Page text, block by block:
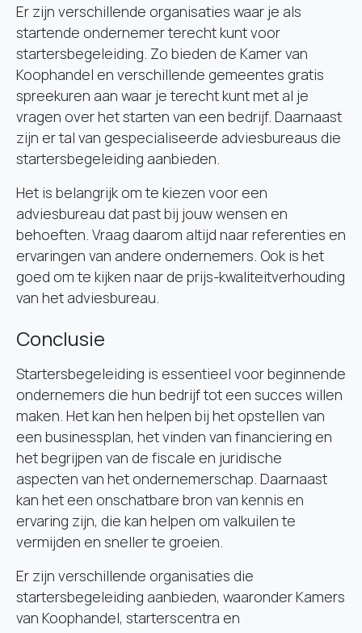
Er zijn verschillende organisaties waar je als
startende ondernemer terecht kunt voor
startersbegeleiding. Zo bieden de Kamer van
Koophandel en verschillende gemeentes gratis
spreekuren aan waar je terecht kunt met al je
vragen over het starten van een bedrijf. Daarnaast
zijn er tal van gespecialiseerde adviesbureaus die
startersbegeleiding aanbieden.
Het is belangrijk om te kiezen voor een
adviesbureau dat past bij jouw wensen en
behoeften. Vraag daarom altijd naar referenties en
ervaringen van andere ondernemers. Ook is het
goed om te kijken naar de prijs-kwaliteitverhouding
van het adviesbureau.
Conclusie
Startersbegeleiding is essentieel voor beginnende
ondernemers die hun bedrijf tot een succes willen
maken. Het kan hen helpen bij het opstellen van
een businessplan, het vinden van financiering en
het begrijpen van de fiscale en juridische
aspecten van het ondernemerschap. Daarnaast
kan het een onschatbare bron van kennis en
ervaring zijn, die kan helpen om valkuilen te
vermijden en sneller te groeien.
Er zijn verschillende organisaties die
startersbegeleiding aanbieden, waaronder Kamers
van Koophandel, starterscentra en